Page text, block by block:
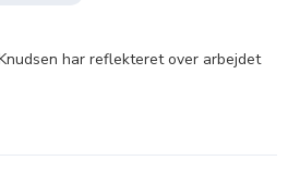
har reflekteret over arbejdet